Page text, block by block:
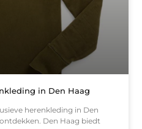
in Den Haag
herenkleding in Den
Den Haag biedt